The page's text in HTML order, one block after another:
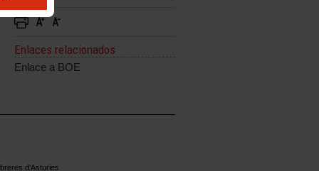
Enlaces relacionados
Enlace a BOE
d'Asturies